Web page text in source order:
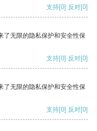
支持[0] 反对[0]
了无限的隐私保护和安全性保
支持[0] 反对[0]
了无限的隐私保护和安全性保
支持[0] 反对[0]